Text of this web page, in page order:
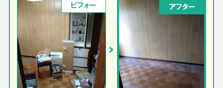
ビフォー アフター